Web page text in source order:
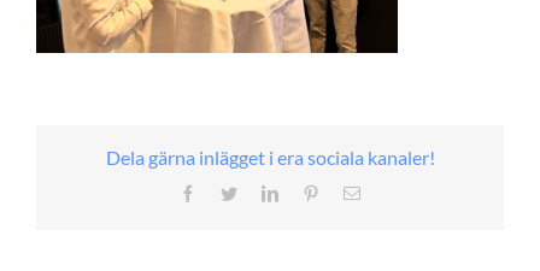
Dela gärna inlägget i era sociala kanaler!
FacebookTwitterLinkedInPinterest